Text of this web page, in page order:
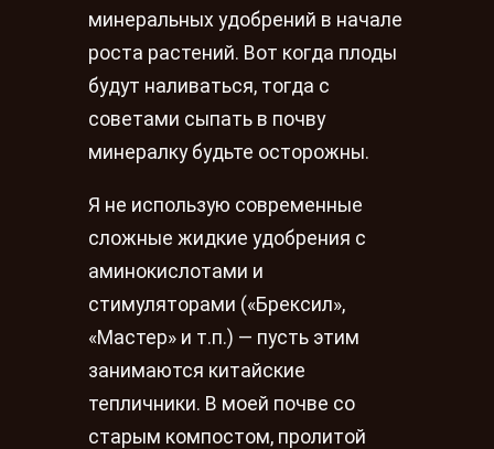
минеральных удобрений в начале
роста растений. Вот когда плоды
будут наливаться, тогда с
советами сыпать в почву
минералку будьте осторожны.
Я не использую современные
сложные жидкие удобрения с
аминокислотами и
стимуляторами («Брексил»,
«Мастер» и т.п.) — пусть этим
занимаются китайские
тепличники. В моей почве со
старым компостом, пролитой